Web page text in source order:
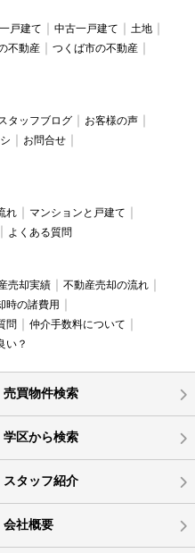
戸建て 中古一戸建て
土地
不動産
つくば市の不動産
スタッフブログ
お客様の声
お問合せ
れ
マンションと戸建て
よくある質問
売却実績
不動産売却の流れ
時の諸費用
問
仲介手数料について
い？
売買物件検索
学区から検索
スタッフ紹介
会社概要